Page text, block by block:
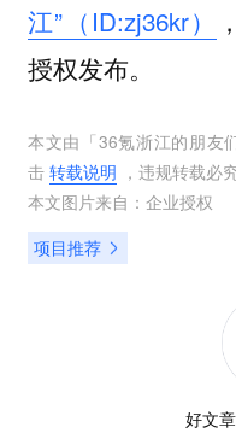
江”（ID:zj36kr）
授权发布。
本文由「36氪浙江的朋友
击 转载说明 ，违规转载必究
本文图片来自： 企业授权
项目推荐
好文